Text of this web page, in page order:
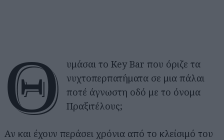
Θ
υμάσαι το Key Bar που όριζε τα
νυχτοπερπατήματα σε μια πάλαι
ποτέ άγνωστη οδό με το όνομα
Πραξιτέλους;
Αν και έχουν περάσει χρόνια από το κλείσιμό του